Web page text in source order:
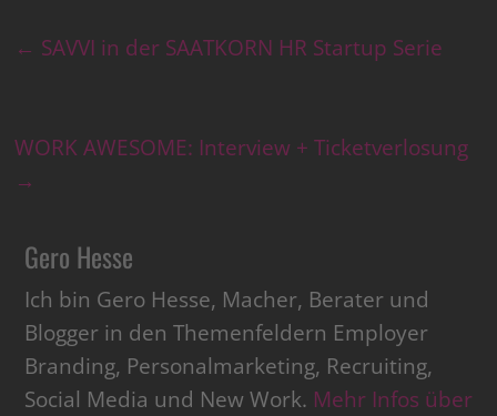
← SAVVI in der SAATKORN HR Startup Serie
WORK AWESOME: Interview + Ticketverlosung
→
Gero Hesse
Ich bin Gero Hesse, Macher, Berater und
Blogger in den Themenfeldern Employer
Branding, Personalmarketing, Recruiting,
Social Media und New Work. Mehr Infos über